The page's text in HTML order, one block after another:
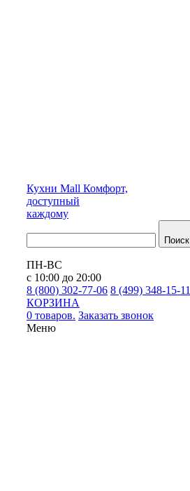
Кухни Mall Комфорт,
доступный
каждому
Поиск
ПН-ВС
с 10:00 до 20:00
8 (800) 302-77-06 8 (499) 348-15-11
КОРЗИНА
0 товаров. Заказать звонок
Меню